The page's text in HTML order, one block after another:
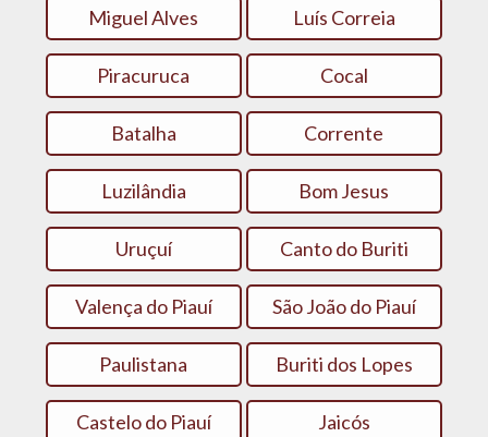
Miguel Alves Luís Correia
Piracuruca Cocal
Batalha Corrente
Luzilândia Bom Jesus
Uruçuí Canto do Buriti
Valença do Piauí São João do Piauí
Paulistana Buriti dos Lopes
Castelo do Piauí Jaicós